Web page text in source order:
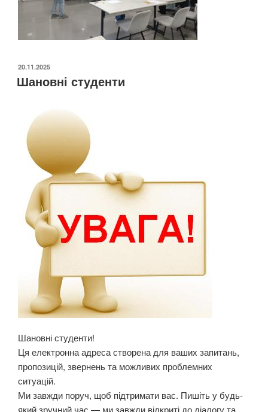
ОПУБЛІКОВАНО
20.11.2025
Шановні студенти
Шановні студенти!
Ця електронна адреса створена для ваших запитань,
пропозицій, звернень та можливих проблемних
ситуацій.
Ми завжди поруч, щоб підтримати вас. Пишіть у будь-
який зручний час — ми завжди відкриті до діалогу та